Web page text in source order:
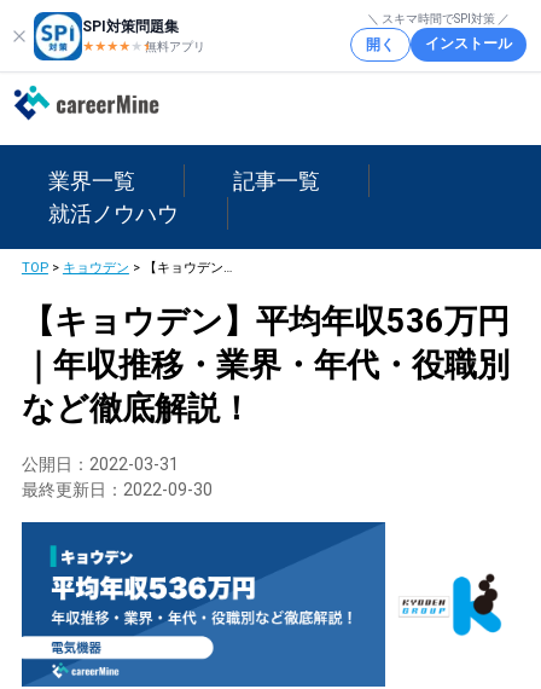
SPI対策問題集
★★★★ ★★
無料アプリ
＼ スキマ時間でSPI対策 ／
開く インストール
業界一覧
記事一覧
就活ノウハウ
TOP> キョウデン > 【キョウデン】平均年収536万円｜年収推移・業界・年代・役職別など徹底解説！
【キョウデン】平均年収536万円
｜年収推移・業界・年代・役職別
など徹底解説！
公開日： 2022-03-31
最終更新日： 2022-09-30